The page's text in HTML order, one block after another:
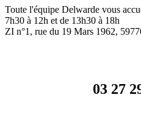
Toute l'équipe Delwarde vous
7h30 à 12h et de 13h30 à 18h
ZI n°1, rue du 19 Mars 1962,
03 27